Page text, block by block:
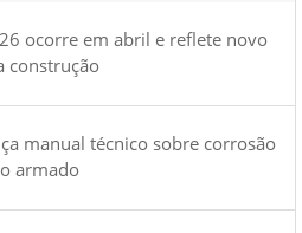
ocorre em abril e reflete novo
construção
manual técnico sobre corrosão
armado